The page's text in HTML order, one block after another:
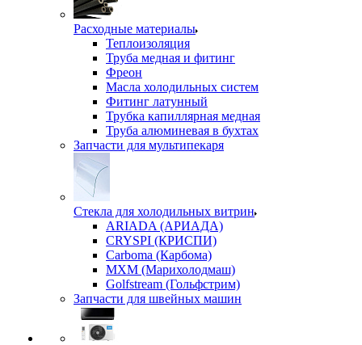
Расходные материалы
Теплоизоляция
Труба медная и фитинг
Фреон
Масла холодильных систем
Фитинг латунный
Трубка капиллярная медная
Труба алюминевая в бухтах
Запчасти для мультипекаря
Стекла для холодильных витрин
ARIADA (АРИАДА)
CRYSPI (КРИСПИ)
Carboma (Карбома)
MXM (Марихолодмаш)
Golfstream (Гольфстрим)
Запчасти для швейных машин